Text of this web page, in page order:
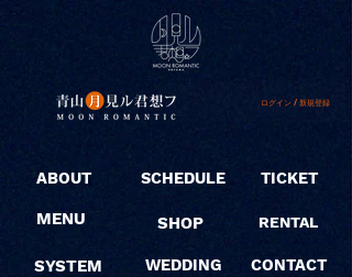
ログイン / 新規登録
ABOUT
MENU
SYSTEM
SCHEDULE
SHOP
WEDDING
TICKET
RENTAL
CONTACT